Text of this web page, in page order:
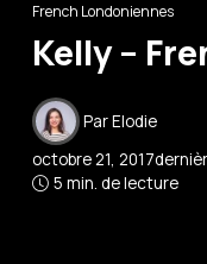
French Londoniennes
Kelly –
ParElodie
octobre 21, 2017
5 min. de lecture